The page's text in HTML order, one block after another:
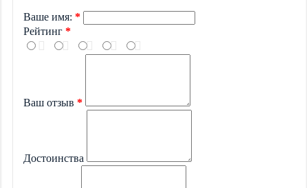
Ваше имя:
Рейтинг
Ваш отзыв
Достоинства